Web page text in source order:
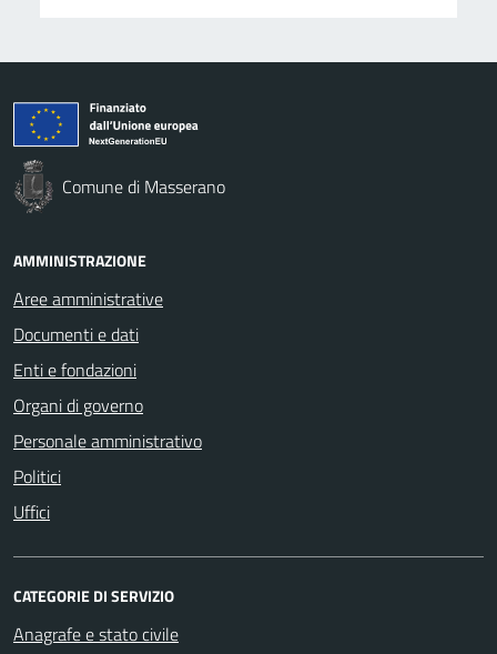
Comune di Masserano
AMMINISTRAZIONE
Aree amministrative
Documenti e dati
Enti e fondazioni
Organi di governo
Personale amministrativo
Politici
Uffici
CATEGORIE DI SERVIZIO
Anagrafe e stato civile